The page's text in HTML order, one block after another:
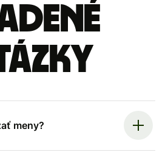
meny?